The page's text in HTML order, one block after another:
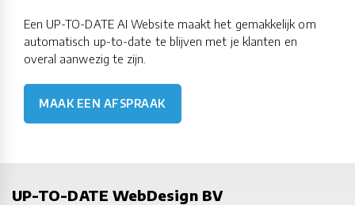
Een UP-TO-DATE AI Website maakt het gemakkelijk om
automatisch up-to-date te blijven met je klanten en
overal aanwezig te zijn.
MAAK EEN AFSPRAAK
UP-TO-DATE WebDesign BV